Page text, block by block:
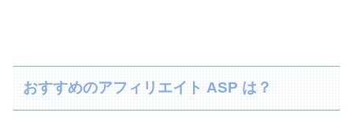
おすすめのアフィリエイト ASP は？